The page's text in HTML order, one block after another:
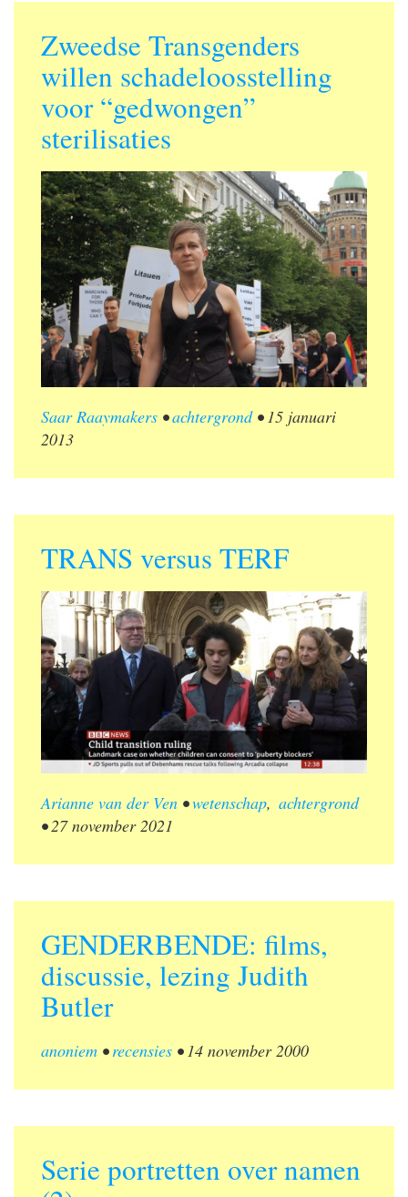
Zweedse Transgenders
willen schadeloosstelling
voor “gedwongen”
sterilisaties
Saar Raaymakers •achtergrond•15 januari
2013
TRANS versus TERF
Arianne van der Ven •wetenschap, achtergrond
•27 november 2021
GENDERBENDE: films,
discussie, lezing Judith
Butler
anoniem •recensies •14 november 2000
Serie portretten over namen